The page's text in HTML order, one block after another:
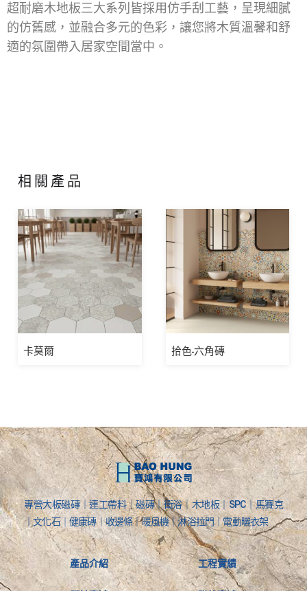
超耐磨木地板三大系列皆採用仿手刮工藝，呈現細膩
的仿舊感，並融合多元的色彩，讓您將木質溫馨和舒
適的氛圍帶入居家空間當中。
相關產品
卡莫爾 拾色-六角磚
專營大板磁磚｜連工帶料｜磁磚｜衛浴｜木地板｜SPC｜馬賽克
｜文化石｜健康磚｜收邊條｜暖風機｜淋浴拉門｜電動曬衣架
產品介紹 工程實績